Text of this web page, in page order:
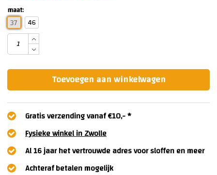
maat:
37 46
Toevoegen aan winkelwagen
Gratis verzending vanaf €10,- *
Fysieke winkel in Zwolle
Al 16 jaar het vertrouwde adres voor sloffen en meer
Achteraf betalen mogelijk